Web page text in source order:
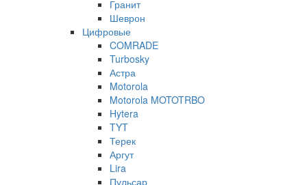
Гранит
Шеврон
Цифровые
COMRADE
Turbosky
Астра
Motorola
Motorola MOTOTRBO
Hytera
TYT
Терек
Аргут
Lira
Пульсар